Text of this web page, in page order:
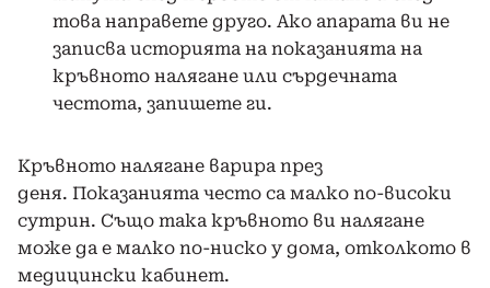
това направете друго. Ако апарата ви не
записва историята на показанията на
кръвното налягане или сърдечната
честота, запишете ги.
Кръвното налягане варира през
деня. Показанията често са малко по-високи
сутрин. Също така кръвното ви налягане
може да е малко по-ниско у дома, отколкото в
медицински кабинет.